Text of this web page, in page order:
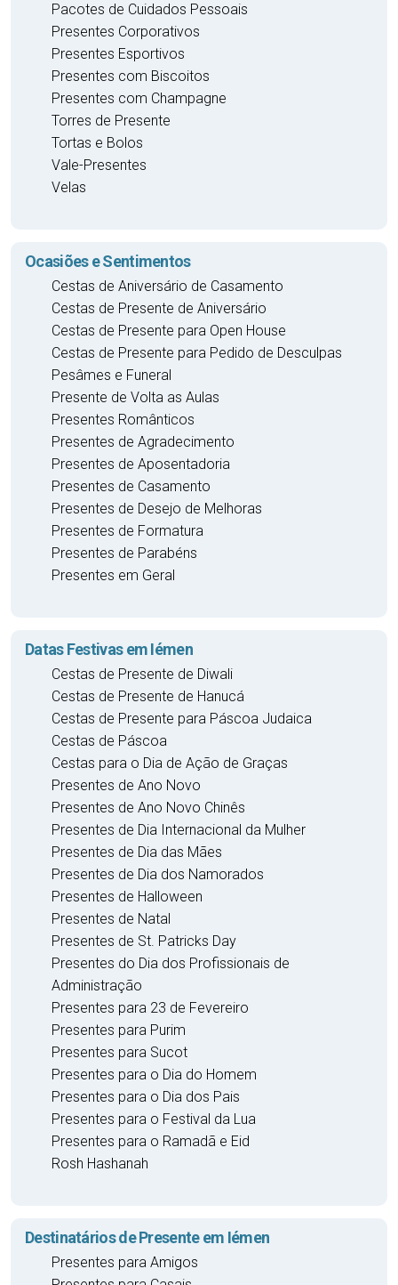
Pacotes de Cuidados Pessoais
Presentes Corporativos
Presentes Esportivos
Presentes com Biscoitos
Presentes com Champagne
Torres de Presente
Tortas e Bolos
Vale-Presentes
Velas
Ocasiões e Sentimentos
Cestas de Aniversário de Casamento
Cestas de Presente de Aniversário
Cestas de Presente para Open House
Cestas de Presente para Pedido de Desculpas
Pesâmes e Funeral
Presente de Volta as Aulas
Presentes Românticos
Presentes de Agradecimento
Presentes de Aposentadoria
Presentes de Casamento
Presentes de Desejo de Melhoras
Presentes de Formatura
Presentes de Parabéns
Presentes em Geral
Datas Festivas em Iémen
Cestas de Presente de Diwali
Cestas de Presente de Hanucá
Cestas de Presente para Páscoa Judaica
Cestas de Páscoa
Cestas para o Dia de Ação de Graças
Presentes de Ano Novo
Presentes de Ano Novo Chinês
Presentes de Dia Internacional da Mulher
Presentes de Dia das Mães
Presentes de Dia dos Namorados
Presentes de Halloween
Presentes de Natal
Presentes de St. Patricks Day
Presentes do Dia dos Profissionais de
Administração
Presentes para 23 de Fevereiro
Presentes para Purim
Presentes para Sucot
Presentes para o Dia do Homem
Presentes para o Dia dos Pais
Presentes para o Festival da Lua
Presentes para o Ramadã e Eid
Rosh Hashanah
Destinatários de Presente em Iémen
Presentes para Amigos